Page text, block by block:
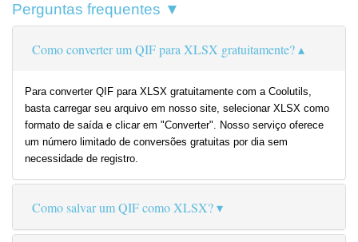
Perguntas frequentes ▼
Como converter um QIF para XLSX gratuitamente?
Para converter QIF para XLSX gratuitamente com a Coolutils,
basta carregar seu arquivo em nosso site, selecionar XLSX como
formato de saída e clicar em "Converter". Nosso serviço oferece
um número limitado de conversões gratuitas por dia sem
necessidade de registro.
Como salvar um QIF como XLSX?